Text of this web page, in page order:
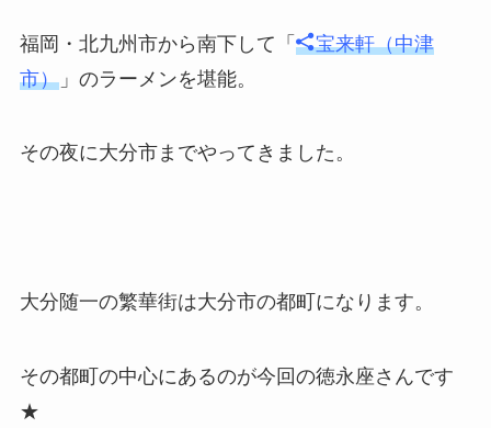
福岡・北九州市から南下して「
宝来軒（中津
市）」のラーメンを堪能。
その夜に大分市までやってきました。
大分随一の繁華街は大分市の都町になります。
その都町の中心にあるのが今回の徳永座さんです
★